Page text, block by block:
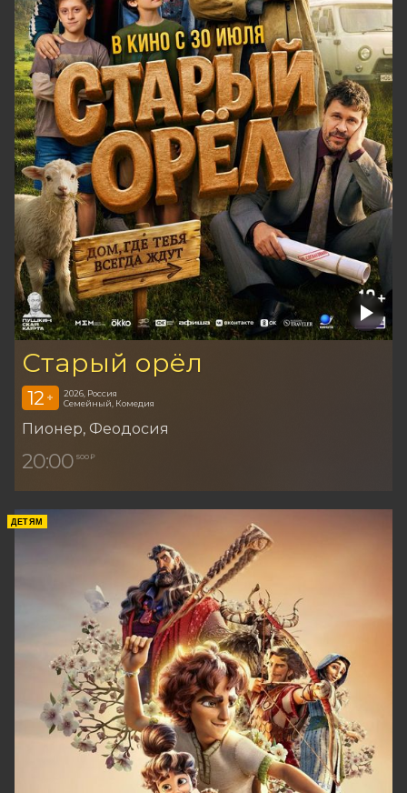
Старый орёл
12 +
2026, Россия
Семейный, Комедия
Пионер, Феодосия
20:00 500 ₽
ДЕТЯМ